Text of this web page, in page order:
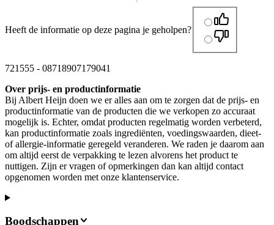
Heeft de informatie op deze pagina je geholpen?
721555 - 08718907179041
Over prijs- en productinformatie
Bij Albert Heijn doen we er alles aan om te zorgen dat de prijs- en
productinformatie van de producten die we verkopen zo accuraat
mogelijk is. Echter, omdat producten regelmatig worden verbeterd,
kan productinformatie zoals ingrediënten, voedingswaarden, dieet-
of allergie-informatie geregeld veranderen. We raden je daarom aan
om altijd eerst de verpakking te lezen alvorens het product te
nuttigen. Zijn er vragen of opmerkingen dan kan altijd contact
opgenomen worden met onze klantenservice.
Boodschappen